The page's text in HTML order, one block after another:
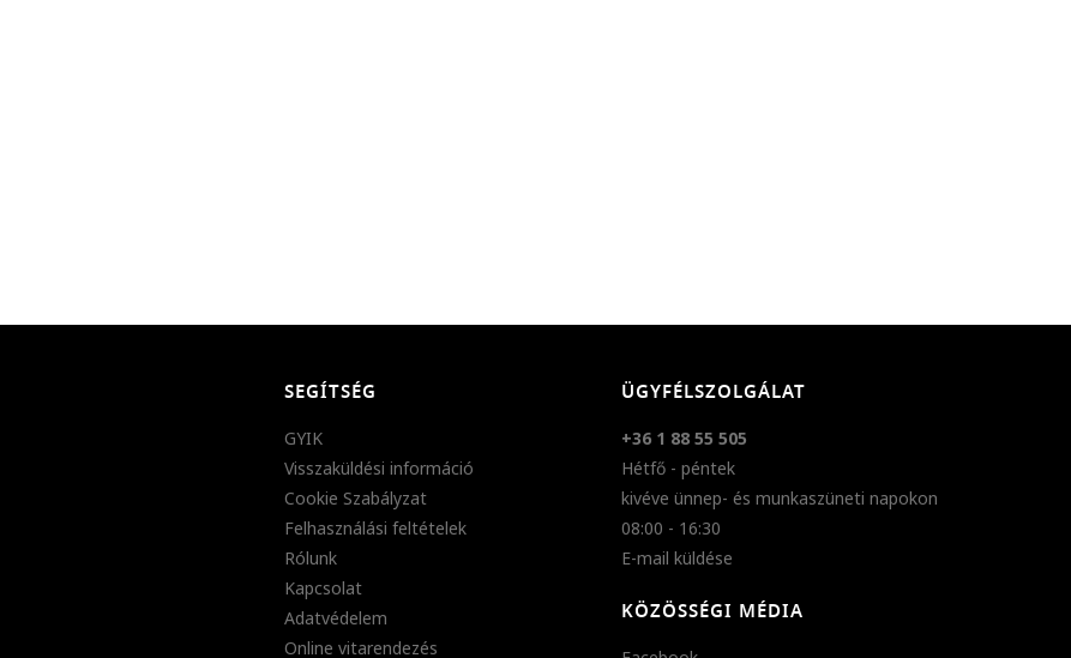
SEGÍTSÉG
GYIK
Visszaküldési információ
Cookie Szabályzat
Felhasználási feltételek
Rólunk
Kapcsolat
Adatvédelem
Online vitarendezés
ÜGYFÉLSZOLGÁLAT
+36 1 88 55 505
Hétfő - péntek
kivéve ünnep- és munkaszüneti napokon
08:00 - 16:30
E-mail küldése
KÖZÖSSÉGI MÉDIA